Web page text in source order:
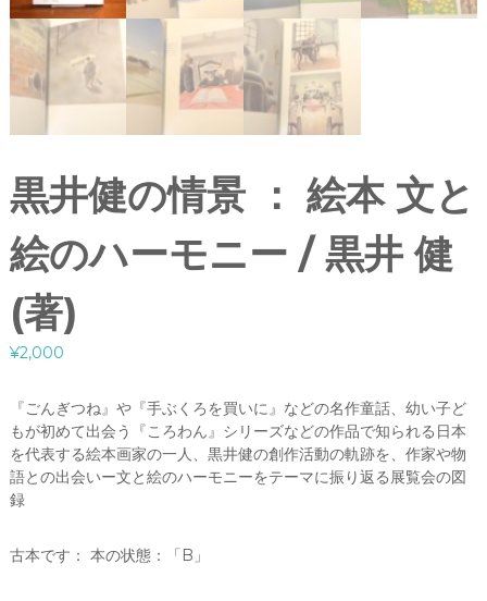
黒井健の情景 ： 絵本 文と
絵のハーモニー / 黒井 健
(著)
¥2,000
『ごんぎつね』や『手ぶくろを買いに』などの名作童話、幼い子ど
もが初めて出会う『ころわん』シリーズなどの作品で知られる日本
を代表する絵本画家の一人、黒井健の創作活動の軌跡を、作家や物
語との出会いー文と絵のハーモニーをテーマに振り返る展覧会の図
録
古本です： 本の状態：「B」